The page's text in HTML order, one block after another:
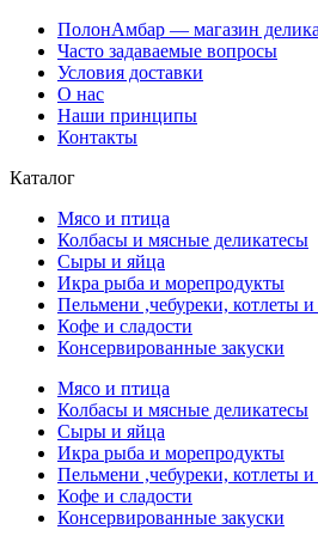
ПолонАмбар — магазин
Часто задаваемые вопросы
Условия доставки
О нас
Наши принципы
Контакты
Каталог
Мясо и птица
Колбасы и мясные деликатесы
Сыры и яйца
Икра рыба и морепродукты
Пельмени ,чебуреки, котлеты
Кофе и сладости
Консервированные закуски
Мясо и птица
Колбасы и мясные деликатесы
Сыры и яйца
Икра рыба и морепродукты
Пельмени ,чебуреки, котлеты
Кофе и сладости
Консервированные закуски